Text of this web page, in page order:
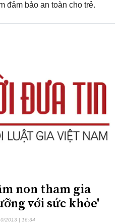
đảm bảo an toàn cho trẻ.
non tham gia
với sức khỏe'
2013 | 16:34